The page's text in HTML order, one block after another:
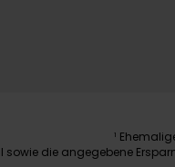
1
sowie die angegebene